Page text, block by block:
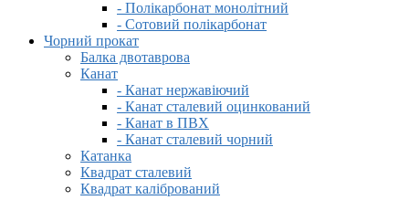
- Полікарбонат монолітний
- Сотовий полікарбонат
Чорний прокат
Балка двотаврова
Канат
- Канат нержавіючий
- Канат сталевий оцинкований
- Канат в ПВХ
- Канат сталевий чорний
Катанка
Квадрат сталевий
Квадрат калібрований